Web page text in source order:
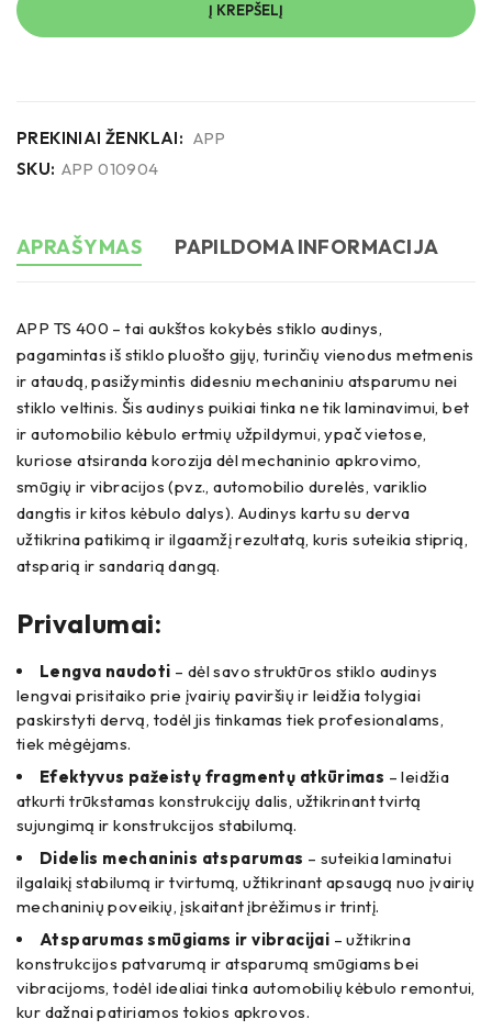
Į KREPŠELĮ
PREKINIAI ŽENKLAI: APP
SKU: APP 010904
APRAŠYMAS PAPILDOMA INFORMACIJA
APP TS 400 – tai aukštos kokybės stiklo audinys,
pagamintas iš stiklo pluošto gijų, turinčių vienodus metmenis
ir ataudą, pasižymintis didesniu mechaniniu atsparumu nei
stiklo veltinis. Šis audinys puikiai tinka ne tik laminavimui, bet
ir automobilio kėbulo ertmių užpildymui, ypač vietose,
kuriose atsiranda korozija dėl mechaninio apkrovimo,
smūgių ir vibracijos (pvz., automobilio durelės, variklio
dangtis ir kitos kėbulo dalys). Audinys kartu su derva
užtikrina patikimą ir ilgaamžį rezultatą, kuris suteikia stiprią,
atsparią ir sandarią dangą.
Privalumai:
Lengva naudoti – dėl savo struktūros stiklo audinys
lengvai prisitaiko prie įvairių paviršių ir leidžia tolygiai
paskirstyti dervą, todėl jis tinkamas tiek profesionalams,
tiek mėgėjams.
Efektyvus pažeistų fragmentų atkūrimas – leidžia
atkurti trūkstamas konstrukcijų dalis, užtikrinant tvirtą
sujungimą ir konstrukcijos stabilumą.
Didelis mechaninis atsparumas – suteikia laminatui
ilgalaikį stabilumą ir tvirtumą, užtikrinant apsaugą nuo įvairių
mechaninių poveikių, įskaitant įbrėžimus ir trintį.
Atsparumas smūgiams ir vibracijai – užtikrina
konstrukcijos patvarumą ir atsparumą smūgiams bei
vibracijoms, todėl idealiai tinka automobilių kėbulo remontui,
kur dažnai patiriamos tokios apkrovos.